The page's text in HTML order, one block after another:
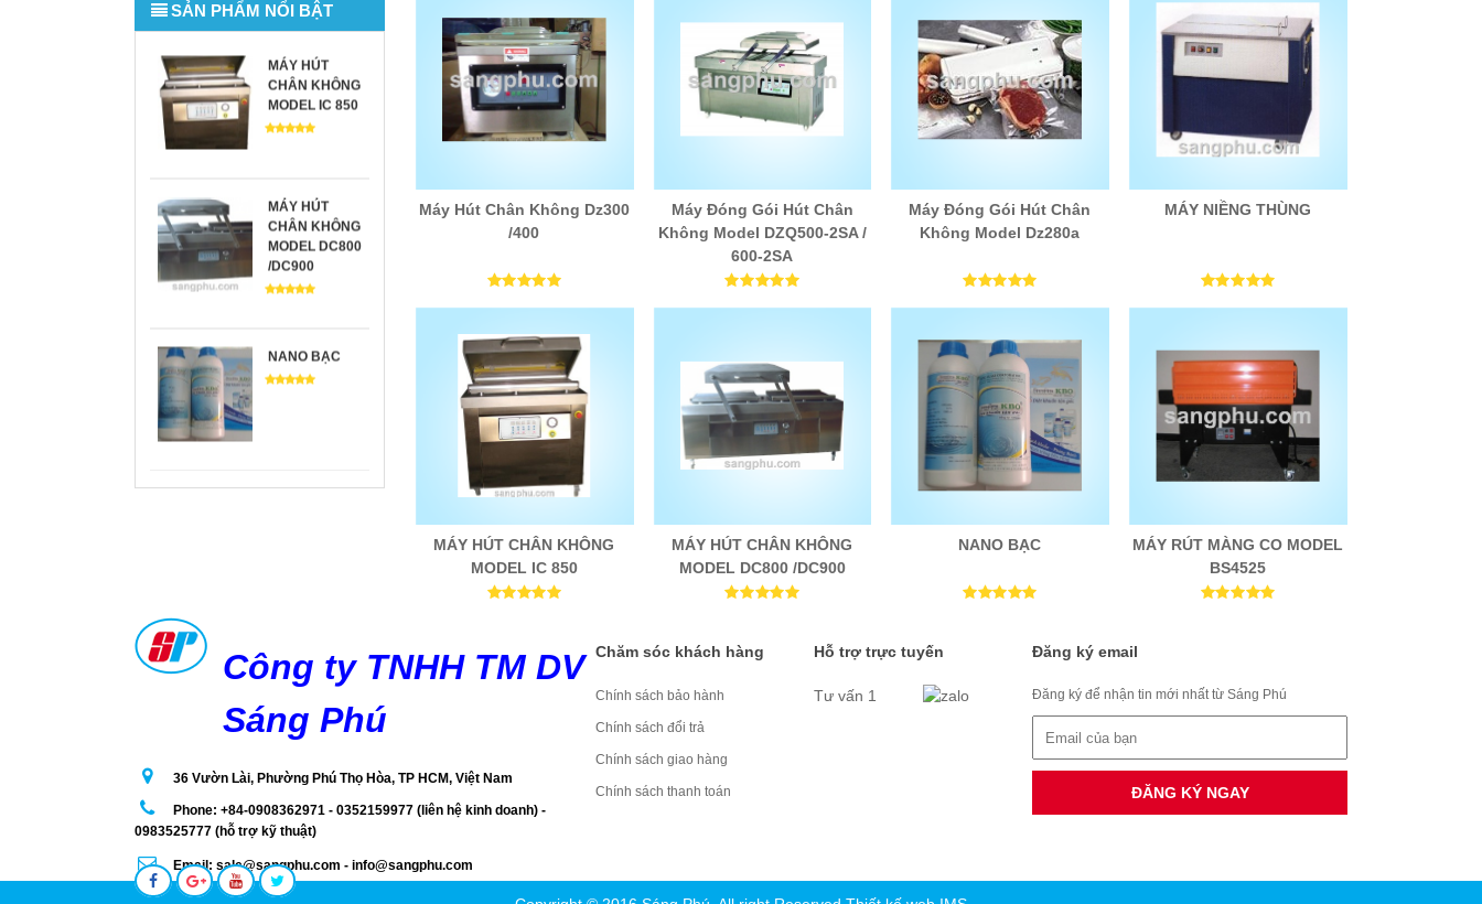
SẢN PHẨM NỔI BẬT
MÁY HÚT
CHÂN KHÔNG
MODEL IC 850
MÁY HÚT
CHÂN KHÔNG
MODEL DC800
/DC900
NANO BẠC
Máy Hút Chân Không Dz300
/400
Máy Đóng Gói Hút Chân
Không Model DZQ500-2SA /
600-2SA
Máy Đóng Gói Hút Chân
Không Model Dz280a
MÁY NIỀNG THÙNG
MÁY HÚT CHÂN KHÔNG
MODEL IC 850
MÁY HÚT CHÂN KHÔNG
MODEL DC800 /DC900
NANO BẠC
MÁY RÚT MÀNG CO MODEL
BS4525
Công ty TNHH TM DV
Sáng Phú
36 Vườn Lài, Phường Phú Thọ Hòa, TP HCM, Việt Nam
Phone: +84-0908362971 - 0352159977 (liên hệ kinh doanh) -
0983525777 (hỗ trợ kỹ thuật)
Email: sale@sangphu.com - info@sangphu.com
Chăm sóc khách hàng
Chính sách bảo hành
Chính sách đổi trả
Chính sách giao hàng
Chính sách thanh toán
Hỗ trợ trực tuyến
Tư vấn 1
Đăng ký email
Đăng ký để nhận tin mới nhất từ Sáng Phú